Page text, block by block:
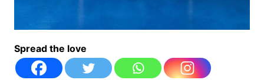
Spread the love